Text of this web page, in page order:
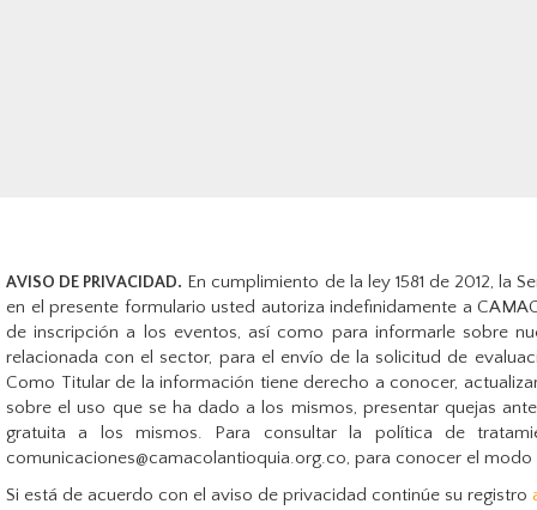
AVISO DE PRIVACIDAD. En cumplimiento de la ley 1581 de 2012, la
en el presente formulario usted autoriza indefinidamente a
de inscripción a los eventos, así como para informarle sobre
relacionada con el sector, para el envío de la solicitud de
Como Titular de la información tiene derecho a conocer,
sobre el uso que se ha dado a los mismos, presentar quejas
gratuita a los mismos. Para consultar la política de
comunicaciones@camacolantioquia.org.co, para conocer el
Si está de acuerdo con el aviso de privacidad continúe su registro